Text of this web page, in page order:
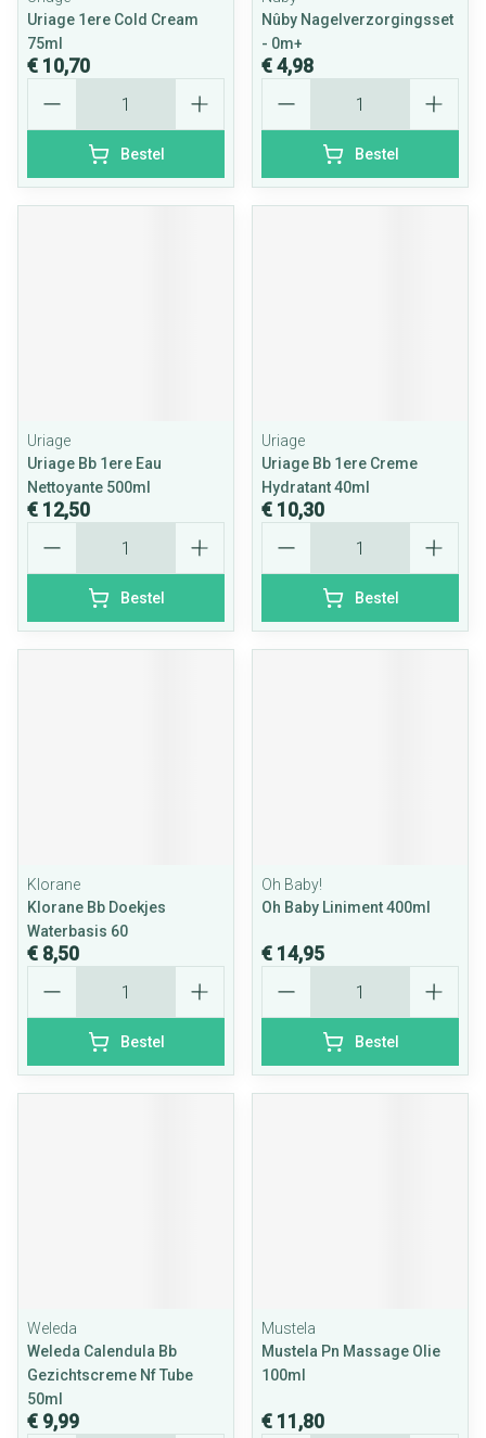
Uriage 1ere Cold Cream
75ml
€ 10,70
Bestel
Nûby Nagelverzorgingsset
- 0m+
€ 4,98
Bestel
Uriage
Uriage Bb 1ere Eau
Nettoyante 500ml
€ 12,50
Bestel
Uriage
Uriage Bb 1ere Creme
Hydratant 40ml
€ 10,30
Bestel
Klorane
Klorane Bb Doekjes
Waterbasis 60
€ 8,50
Bestel
Oh Baby!
Oh Baby Liniment 400ml
€ 14,95
Bestel
Weleda
Weleda Calendula Bb
Gezichtscreme Nf Tube
50ml
€ 9,99
Mustela
Mustela Pn Massage Olie
100ml
€ 11,80